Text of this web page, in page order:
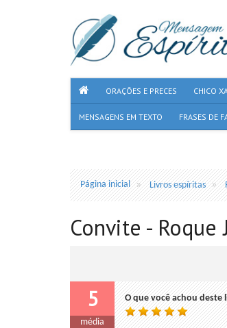
ORAÇÕES E PRECES CHICO
MENSAGENS EM TEXTO FRASES DE
Página inicial Livros espíritas
Convite - Roque
5
média
O que você achou deste